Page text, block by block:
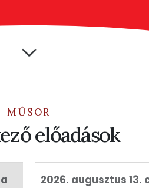
MŰSOR
előadások
2026. augusztus